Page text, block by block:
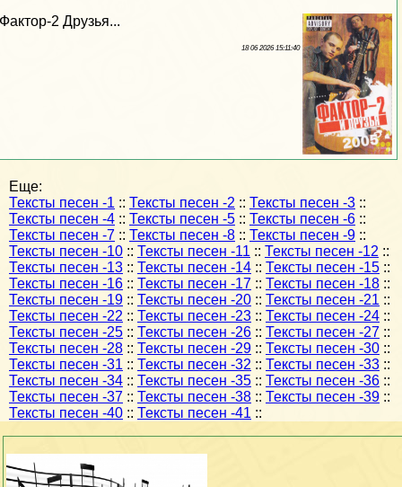
Фактор-2 Друзья...
18 06 2026 15:11:40
Еще:
Тексты песен -1 :: Тексты песен -2 :: Тексты песен -3 ::
Тексты песен -4 :: Тексты песен -5 :: Тексты песен -6 ::
Тексты песен -7 :: Тексты песен -8 :: Тексты песен -9 ::
Тексты песен -10 :: Тексты песен -11 :: Тексты песен -12 ::
Тексты песен -13 :: Тексты песен -14 :: Тексты песен -15 ::
Тексты песен -16 :: Тексты песен -17 :: Тексты песен -18 ::
Тексты песен -19 :: Тексты песен -20 :: Тексты песен -21 ::
Тексты песен -22 :: Тексты песен -23 :: Тексты песен -24 ::
Тексты песен -25 :: Тексты песен -26 :: Тексты песен -27 ::
Тексты песен -28 :: Тексты песен -29 :: Тексты песен -30 ::
Тексты песен -31 :: Тексты песен -32 :: Тексты песен -33 ::
Тексты песен -34 :: Тексты песен -35 :: Тексты песен -36 ::
Тексты песен -37 :: Тексты песен -38 :: Тексты песен -39 ::
Тексты песен -40 :: Тексты песен -41 ::